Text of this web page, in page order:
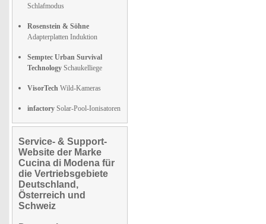
Schlafmodus
Rosenstein & Söhne
Adapterplatten Induktion
Semptec Urban Survival
Technology Schaukelliege
VisorTech Wild-Kameras
infactory Solar-Pool-Ionisatoren
Service- & Support-
Website der Marke
Cucina di Modena für
die Vertriebsgebiete
Deutschland,
Österreich und
Schweiz